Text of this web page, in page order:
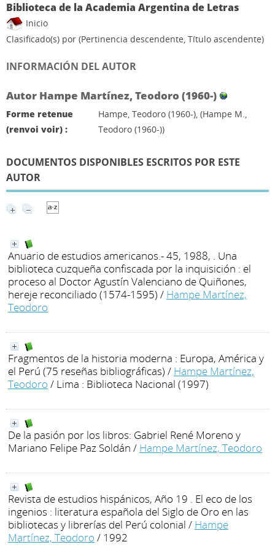
Biblioteca de la Academia Argentina de Letras
Inicio
Clasificado(s) por (Pertinencia descendente, Título ascendente)
INFORMACIÓN DEL AUTOR
Autor Hampe Martínez, Teodoro (1960-)
Forme retenue
(renvoi voir) :
Hampe, Teodoro (1960-), (Hampe M.,
Teodoro (1960-))
DOCUMENTOS DISPONIBLES ESCRITOS POR ESTE
AUTOR
Anuario de estudios americanos.- 45, 1988, . Una
biblioteca cuzqueña confiscada por la inquisición : el
proceso al Doctor Agustín Valenciano de Quiñones,
hereje reconciliado (1574-1595) / Hampe Martínez,
Teodoro
Fragmentos de la historia moderna : Europa, América y
el Perú (75 reseñas bibliográficas) / Hampe Martínez,
Teodoro / Lima : Biblioteca Nacional (1997)
De la pasión por los libros: Gabriel René Moreno y
Mariano Felipe Paz Soldán / Hampe Martínez, Teodoro
Revista de estudios hispánicos, Año 19 . El eco de los
ingenios : literatura española del Siglo de Oro en las
bibliotecas y librerías del Perú colonial / Hampe
Martínez, Teodoro / 1992